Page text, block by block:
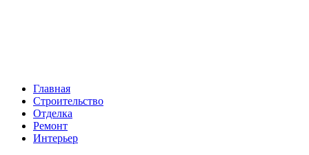
Главная
Строительство
Отделка
Ремонт
Интерьер